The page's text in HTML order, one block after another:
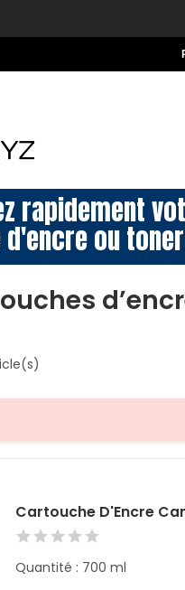
rapidement
ou
Cartouche D'Encre
Quantité : 700 ml